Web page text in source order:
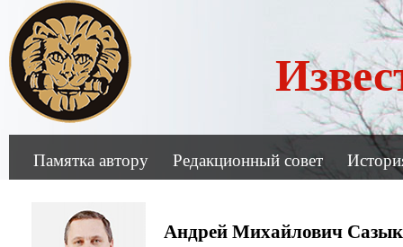
Памятка автору Редакционный совет
Андрей Михайлович